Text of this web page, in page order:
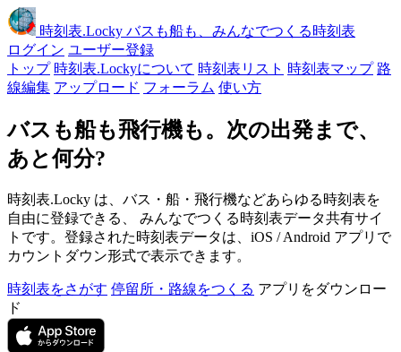
時刻表.Locky バスも船も、みんなでつくる時刻表
ログイン ユーザー登録
トップ 時刻表.Lockyについて 時刻表リスト 時刻表マップ 路
線編集 アップロード フォーラム 使い方
バスも船も飛行機も。次の出発まで、
あと何分?
時刻表.Locky は、バス・船・飛行機などあらゆる時刻表を
自由に登録できる、 みんなでつくる時刻表データ共有サイ
トです。登録された時刻表データは、iOS / Android アプリで
カウントダウン形式で表示できます。
時刻表をさがす 停留所・路線をつくる アプリをダウンロー
ド